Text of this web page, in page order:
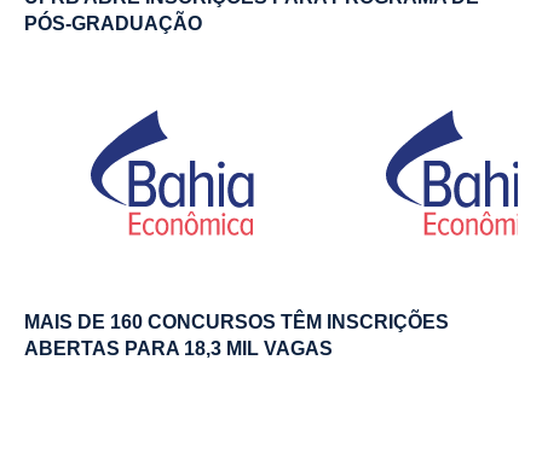
PÓS-GRADUAÇÃO
MAIS DE 160 CONCURSOS TÊM INSCRIÇÕES
ABERTAS PARA 18,3 MIL VAGAS